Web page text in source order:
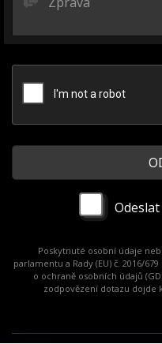
Poskytnuté osobní údaje
parlamentu a Rady (EU) č. 2016/
o ochraně osobních údajů
zodpovězení dotazu dojde